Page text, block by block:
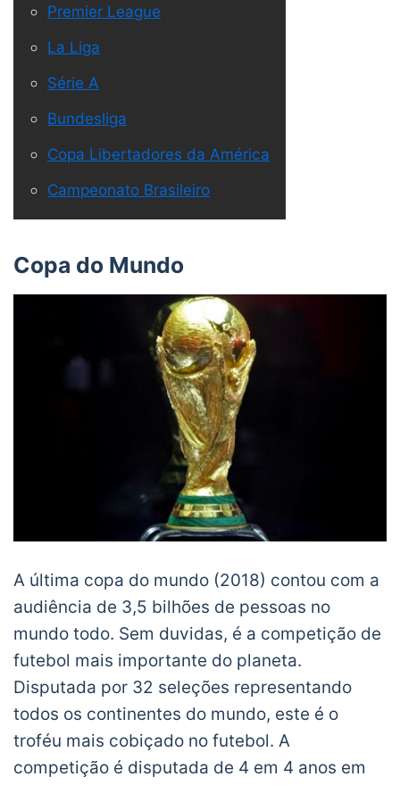
Premier League
La Liga
Série A
Bundesliga
Copa Libertadores da América
Campeonato Brasileiro
Copa do Mundo
A última copa do mundo (2018) contou com a
audiência de 3,5 bilhões de pessoas no
mundo todo. Sem duvidas, é a competição de
futebol mais importante do planeta.
Disputada por 32 seleções representando
todos os continentes do mundo, este é o
troféu mais cobiçado no futebol. A
competição é disputada de 4 em 4 anos em